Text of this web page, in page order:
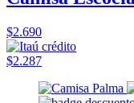
$2.690
$2.287